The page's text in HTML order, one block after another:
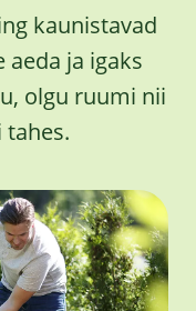
kaunistavad
aeda ja igaks
olgu ruumi nii
tahes.